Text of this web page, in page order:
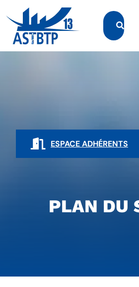
ESPACE ADHÉRENTS
PLAN DU
Panneau de gestion des cookies